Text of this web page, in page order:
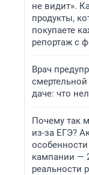
не видит».
продукты,
покупаете
репортаж с
Врач
даче: что
Почему так
из-за ЕГЭ?
кампании —
реальности